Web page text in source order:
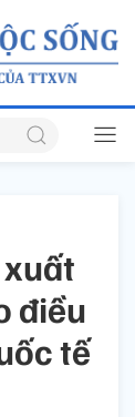
xuất
điều
tế